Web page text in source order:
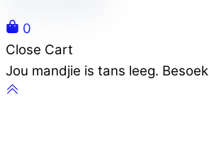
0
Close Cart
Jou mandjie is tans leeg. Besoek